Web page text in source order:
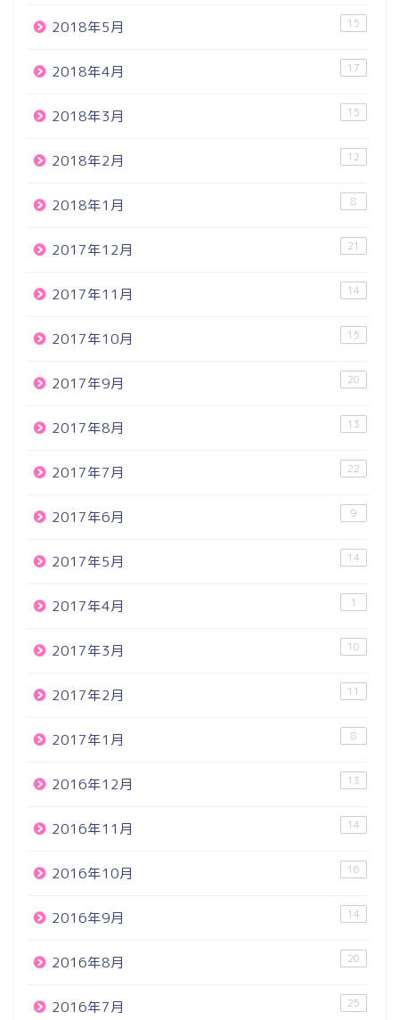
2018年5月 15
2018年4月 17
2018年3月 15
2018年2月 12
2018年1月 8
2017年12月 21
2017年11月 14
2017年10月 15
2017年9月 20
2017年8月 13
2017年7月 22
2017年6月 9
2017年5月 14
2017年4月 1
2017年3月 10
2017年2月 11
2017年1月 8
2016年12月 13
2016年11月 14
2016年10月 16
2016年9月 14
2016年8月 20
2016年7月 25